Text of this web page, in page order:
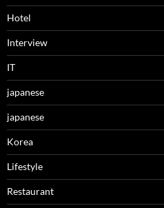
Hotel
Interview
IT
japanese
japanese
Korea
Lifestyle
Restaurant